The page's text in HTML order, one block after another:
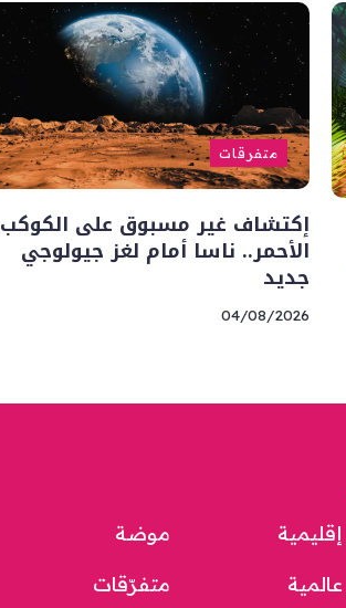
متفرقات
إكتشاف غير مسبوق على الكوكب
الأحمر.. ناسا أمام لغز جيولوجي
جديد
04/08/2026
موضة
متفرّقات